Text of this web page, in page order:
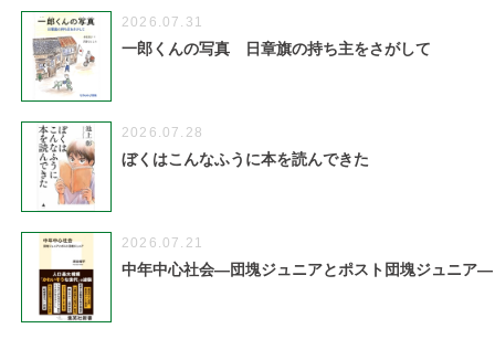
2026.07.31
一郎くんの写真 日章旗の持ち主をさがして
2026.07.28
ぼくはこんなふうに本を読んできた
2026.07.21
中年中心社会―団塊ジュニアとポスト団塊ジュニア―